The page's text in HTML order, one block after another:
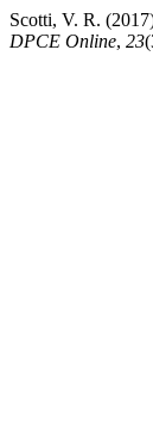
Scotti, V. R.
DPCE Online, 23